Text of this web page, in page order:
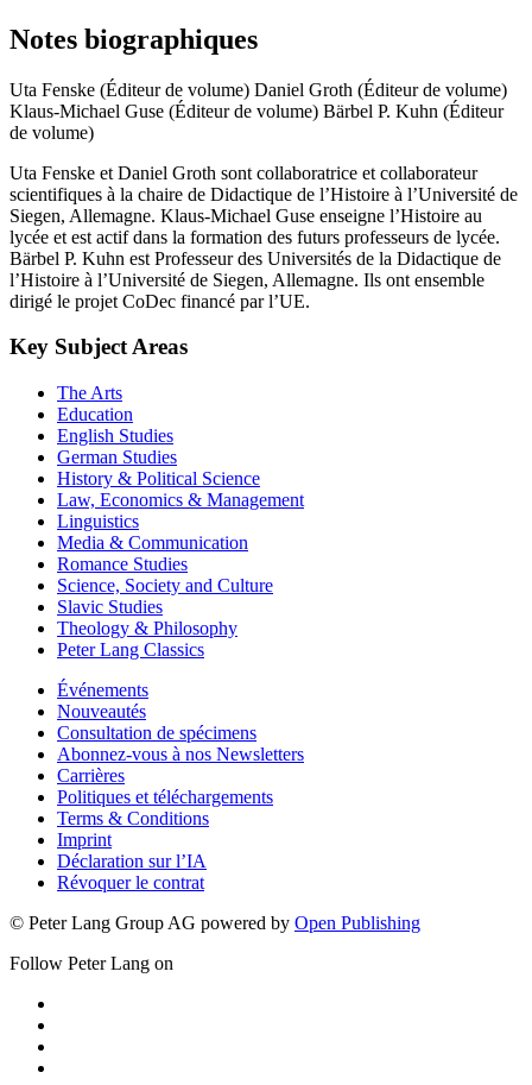
Notes biographiques
Uta Fenske (Éditeur de volume) Daniel Groth (Éditeur de volume)
Klaus-Michael Guse (Éditeur de volume) Bärbel P. Kuhn (Éditeur
de volume)
Uta Fenske et Daniel Groth sont collaboratrice et collaborateur
scientifiques à la chaire de Didactique de l’Histoire à l’Université de
Siegen, Allemagne. Klaus-Michael Guse enseigne l’Histoire au
lycée et est actif dans la formation des futurs professeurs de lycée.
Bärbel P. Kuhn est Professeur des Universités de la Didactique de
l’Histoire à l’Université de Siegen, Allemagne. Ils ont ensemble
dirigé le projet CoDec financé par l’UE.
Key Subject Areas
The Arts
Education
English Studies
German Studies
History & Political Science
Law, Economics & Management
Linguistics
Media & Communication
Romance Studies
Science, Society and Culture
Slavic Studies
Theology & Philosophy
Peter Lang Classics
Événements
Nouveautés
Consultation de spécimens
Abonnez-vous à nos Newsletters
Carrières
Politiques et téléchargements
Terms & Conditions
Imprint
Déclaration sur l’IA
Révoquer le contrat
© Peter Lang Group AG powered by Open Publishing
Follow Peter Lang on